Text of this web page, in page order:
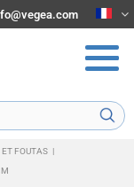
ET FOUTAS |